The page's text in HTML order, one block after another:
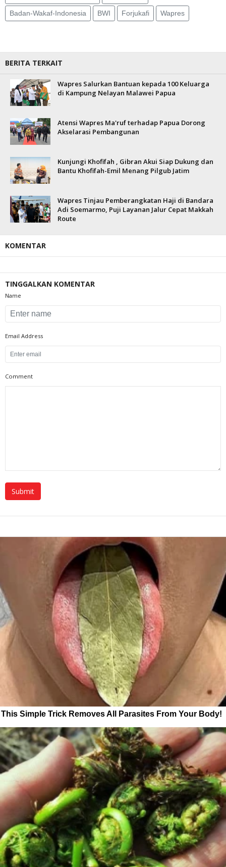
Badan-Wakaf-Indonesia BWI Forjukafi Wapres
BERITA TERKAIT
Wapres Salurkan Bantuan kepada 100 Keluarga
di Kampung Nelayan Malawei Papua
Atensi Wapres Ma'ruf terhadap Papua Dorong
Akselarasi Pembangunan
Kunjungi Khofifah , Gibran Akui Siap Dukung dan
Bantu Khofifah-Emil Menang Pilgub Jatim
Wapres Tinjau Pemberangkatan Haji di Bandara
Adi Soemarmo, Puji Layanan Jalur Cepat Makkah
Route
KOMENTAR
TINGGALKAN KOMENTAR
Name
Email Address
Comment
This Simple Trick Removes All Parasites From Your Body!